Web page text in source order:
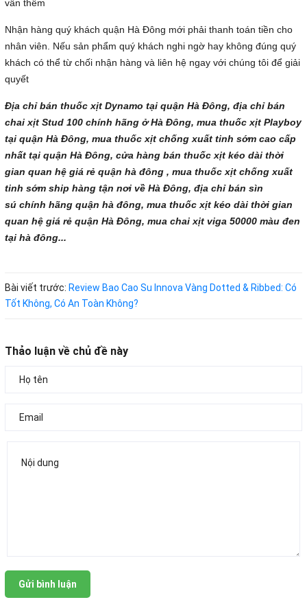
vấn thêm
Nhận hàng quý khách quận Hà Đông mới phải thanh toán tiền cho
nhân viên. Nếu sản phẩm quý khách nghi ngờ hay không đúng quý
khách có thể từ chối nhận hàng và liên hệ ngay với chúng tôi để giải
quyết
Địa chỉ bán thuốc xịt Dynamo tại quận Hà Đông, địa chỉ bán
chai xịt Stud 100 chính hãng ở Hà Đông, mua thuốc xịt Playboy
tại quận Hà Đông, mua thuốc xịt chống xuất tinh sớm cao cấp
nhất tại quận Hà Đông, cửa hàng bán thuốc xịt kéo dài thời
gian quan hệ giá rẻ quận hà đông , mua thuốc xịt chống xuất
tinh sớm ship hàng tận nơi về Hà Đông, địa chỉ bán sìn
sú chính hãng quận hà đông, mua thuốc xịt kéo dài thời gian
quan hệ giá rẻ quận Hà Đông, mua chai xịt viga 50000 màu đen
tại hà đông...
Bài viết trước: Review Bao Cao Su Innova Vàng Dotted & Ribbed: Có
Tốt Không, Có An Toàn Không?
Thảo luận về chủ đề này
Gửi bình luận